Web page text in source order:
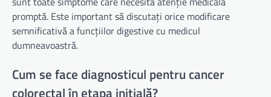
promptă. Este important să discutați orice modificare
semnificativă a funcțiilor digestive cu medicul
dumneavoastră.
Cum se face diagnosticul pentru cancer
colorectal în etapa inițială?